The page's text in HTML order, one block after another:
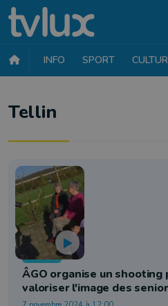
INFO SPORT
Tellin
Société
ÂGO organise un shooting
valoriser l'image des